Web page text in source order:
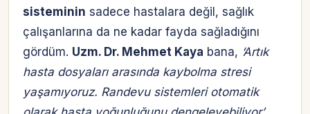
sisteminin sadece hastalara değil, sağlık
çalışanlarına da ne kadar fayda sağladığını
gördüm. Uzm. Dr. Mehmet Kaya bana, ‘Artık
hasta dosyaları arasında kaybolma stresi
yaşamıyoruz. Randevu sistemleri otomatik